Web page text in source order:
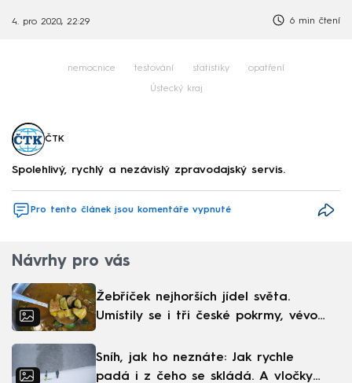
4. pro 2020, 22:29 6 min čtení
nemocnice testování statistiky opatření
Ústecký kraj
ČTK
Spolehlivý, rychlý a nezávislý zpravodajský servis.
Pro tento článek jsou komentáře vypnuté
Návrhy pro vás
Žebříček nejhorších jídel světa.
Umístily se i tři české pokrmy, vévodí
Sníh, jak ho neznáte: Jak rychle
padá i z čeho se skládá. A vločky